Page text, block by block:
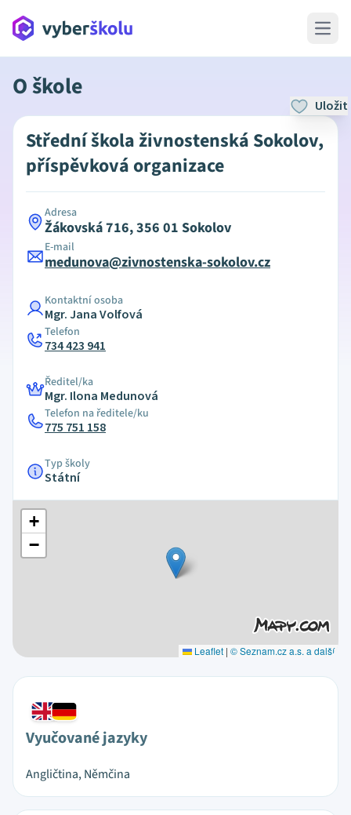
Open
O škole
Uložit
Střední škola živnostenská Sokolov,
příspěvková organizace
Adresa
Žákovská 716, 356 01 Sokolov
E-mail
medunova@zivnostenska-sokolov.cz
Kontaktní osoba
Mgr. Jana Volfová
Telefon
734 423 941
Ředitel/ka
Mgr. Ilona Medunová
Telefon na ředitele/ku
775 751 158
Typ školy
Státní
+
−
Leaflet | © Seznam.cz a.s. a další
Vyučované jazyky
Angličtina, Němčina